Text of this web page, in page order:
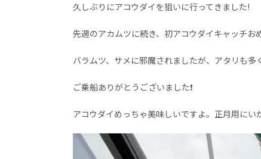
久しぶりにアコウダイを狙いに行ってきました!
先週のアカムツに続き、初アコウダイキャッチお
バラムツ、サメに邪魔されましたが、アタリも多
ご乗船ありがとうございました❗
アコウダイめっちゃ美味しいですよ。正月用にい